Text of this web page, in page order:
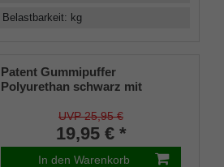
Belastbarkeit: kg
Patent Gummipuffer
Polyurethan schwarz mit
Gehstöcke aus Holz und Metall,
flexibler Schaft für
Durchmesser von ca. 17-22 mm
UVP 25,95 €
19,95 € *
In den Warenkorb